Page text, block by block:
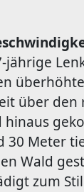
jährige
über den
hinaus
30 Meter
Wald
zum